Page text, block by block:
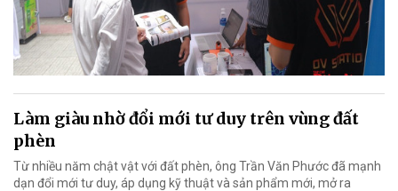
Làm giàu nhờ đổi mới tư duy trên vùng đất
phèn
Từ nhiều năm chật vật với đất phèn, ông Trần Văn Phước đã mạnh
dạn đổi mới tư duy, áp dụng kỹ thuật và sản phẩm mới, mở ra